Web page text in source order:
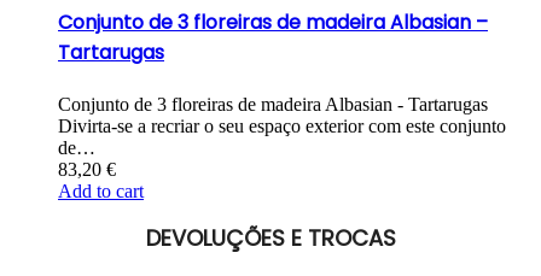
Conjunto de 3 floreiras de madeira Albasian –
Tartarugas
Conjunto de 3 floreiras de madeira Albasian - Tartarugas
Divirta-se a recriar o seu espaço exterior com este conjunto
de…
83,20 €
Add to cart
DEVOLUÇÕES E TROCAS